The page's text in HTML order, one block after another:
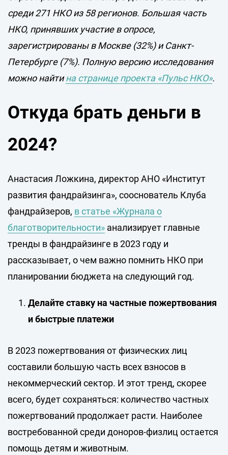
среди 271 НКО из 58 регионов. Большая часть
НКО, принявших участие в опросе,
зарегистрированы в Москве (32%) и Санкт-
Петербурге (7%). Полную версию исследования
можно найтина странице проекта «Пульс НКО».
Откуда брать деньги в
2024?
Анастасия Ложкина, директор АНО «Институт
развития фандрайзинга», сооснователь Клуба
фандрайзеров, в статье «Журнала о
благотворительности» анализирует главные
тренды в фандрайзинге в 2023 году и
рассказывает, о чем важно помнить НКО при
планировании бюджета на следующий год.
Делайте ставку на частные пожертвования
и быстрые платежи
В 2023 пожертвования от физических лиц
составили большую часть всех взносов в
некоммерческий сектор. И этот тренд, скорее
всего, будет сохраняться: количество частных
пожертвований продолжает расти. Наиболее
востребованной среди доноров-физлиц остается
помощь детям и животным.